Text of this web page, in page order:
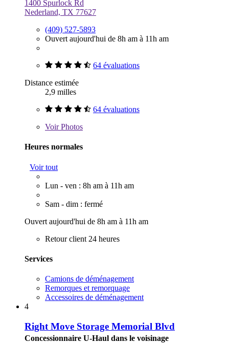
1400 Spurlock Rd
Nederland, TX 77627
(409) 527-5893
Ouvert aujourd'hui de 8h am à 11h am
64 évaluations
Distance estimée
2,9 milles
64 évaluations
VoirPhotos
Heures normales
Voir tout
Lun - ven : 8h am à 11h am
Sam - dim : fermé
Ouvert aujourd'hui de 8h am à 11h am
Retour client 24 heures
Services
Camions de déménagement
Remorques et remorquage
Accessoires de déménagement
4
Right Move Storage Memorial Blvd
Concessionnaire U-Haul dans le voisinage